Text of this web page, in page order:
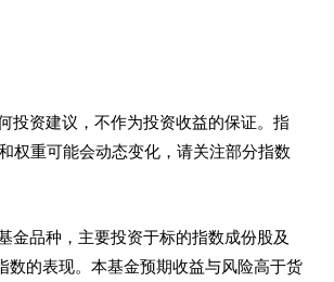
投资建议，不作为投资收益的保证。指
权重可能会动态变化，请关注部分指数
金品种，主要投资于标的指数成份股及
数的表现。本基金预期收益与风险高于货